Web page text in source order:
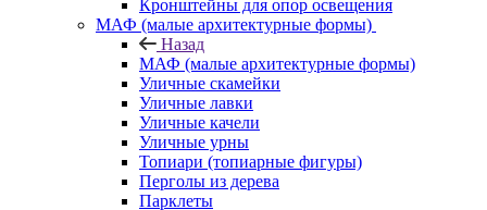
Кронштейны для опор освещения
МАФ (малые архитектурные формы)
Назад
МАФ (малые архитектурные формы)
Уличные скамейки
Уличные лавки
Уличные качели
Уличные урны
Топиари (топиарные фигуры)
Перголы из дерева
Парклеты